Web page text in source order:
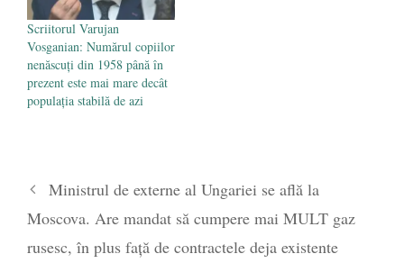
Scriitorul Varujan
Vosganian: Numărul copiilor
nenăscuți din 1958 până în
prezent este mai mare decât
populația stabilă de azi
Ministrul de externe al Ungariei se află la
Moscova. Are mandat să cumpere mai MULT gaz
rusesc, în plus față de contractele deja existente